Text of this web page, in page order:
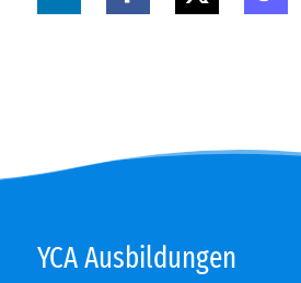
YCA Aus­bil­dun­gen